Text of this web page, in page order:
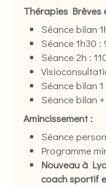
Thérapies Brèves
Séance bilan
Séance 1h30 :
Séance 2h :
Séance bilan
Séance bilan
Amincissement :
Séance
Programme
Nouveau à
coach sportif